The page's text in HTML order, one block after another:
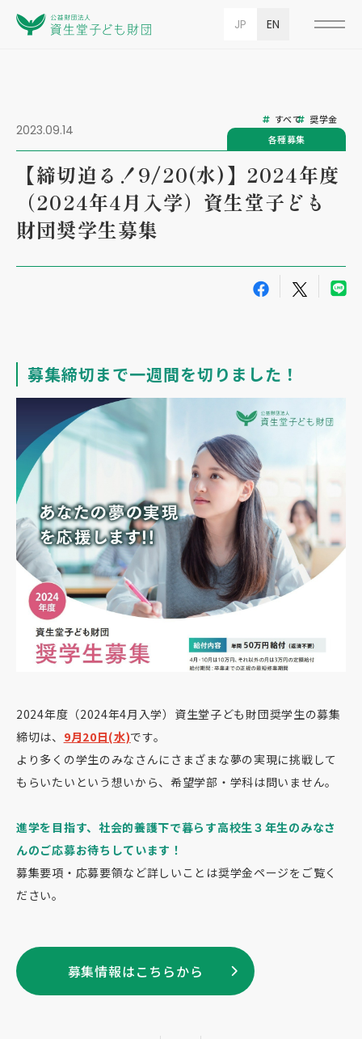
JP EN
2023.09.14
すべて
奨学金
各種募集
【締切迫る！9/20(水)】2024年度
（2024年4月入学）資生堂子ども
財団奨学生募集
募集締切まで一週間を切りました！
2024年度（2024年4月入学）資生堂子ども財団奨学生の募集
締切は、 9月20日(水)です。
より多くの学生のみなさんにさまざまな夢の実現に挑戦して
もらいたいという想いから、希望学部・学科は問いません。
進学を目指す、社会的養護下で暮らす高校生３年生のみなさ
んのご応募お待ちしています！
募集要項・応募要領など詳しいことは奨学金ページをご覧く
ださい。
募集情報はこちらから